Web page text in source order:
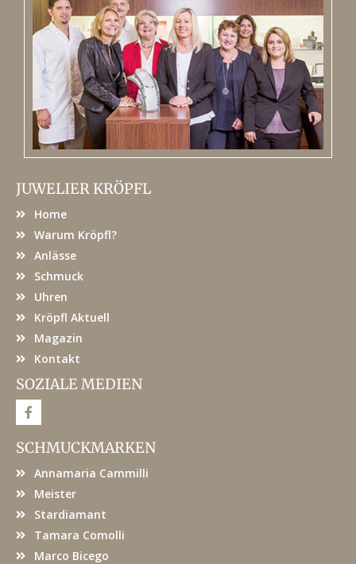
JUWELIER KRÖPFL
Home
Warum Kröpfl?
Anlässe
Schmuck
Uhren
Kröpfl Aktuell
Magazin
Kontakt
SOZIALE MEDIEN
F
a
e
b
o
SCHMUCKMARKEN
Annamaria Cammilli
Meister
Stardiamant
Tamara Comolli
Marco Bicego